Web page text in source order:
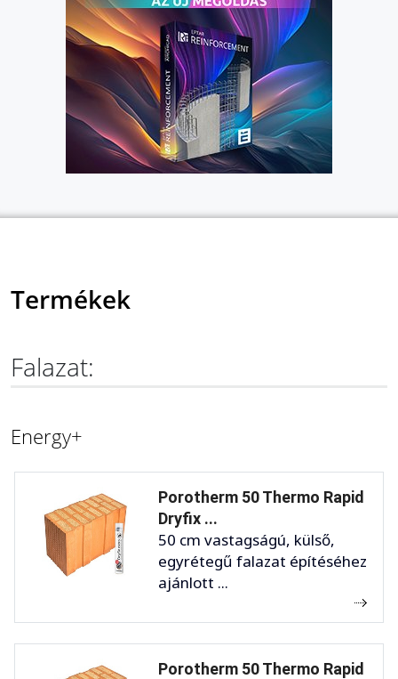
Termékek
Falazat:
Energy+
Porotherm 50 Thermo Rapid
Dryfix ...
50 cm vastagságú, külső,
egyrétegű falazat építéséhez
ajánlott ...
Porotherm 50 Thermo Rapid